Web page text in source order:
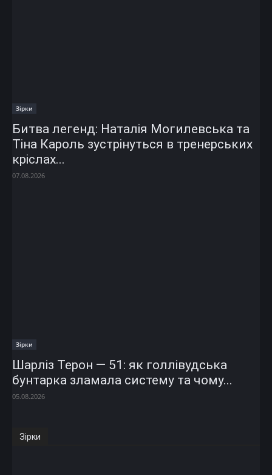
Зірки
Битва легенд: Наталія Могилевська та
Тіна Кароль зустрінуться в тренерських
кріслах...
07.08.2026
Зірки
Шарліз Терон — 51: як голлівудська
бунтарка зламала систему та чому...
05.08.2026
Зірки